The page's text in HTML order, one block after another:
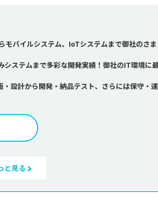
モバイルシステム、IoTシステムまで御社のさま
ステムまで多彩な開発実績！御社のIT環境に
設計から開発・納品テスト、さらには保守・
と見る